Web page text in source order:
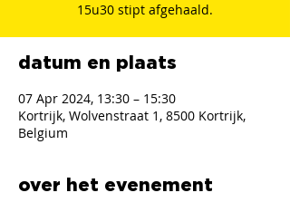
15u30 stipt afgehaald.
datum en plaats
07 Apr 2024, 13:30 – 15:30
Kortrijk, Wolvenstraat 1, 8500 Kortrijk,
Belgium
over het evenement